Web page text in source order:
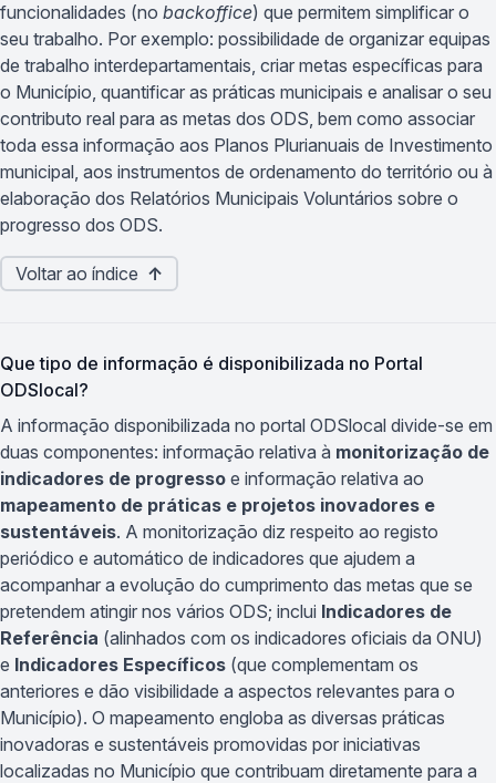
funcionalidades (no backoffice) que permitem simplificar o
seu trabalho. Por exemplo: possibilidade de organizar equipas
de trabalho interdepartamentais, criar metas específicas para
o Município, quantificar as práticas municipais e analisar o seu
contributo real para as metas dos ODS, bem como associar
toda essa informação aos Planos Plurianuais de Investimento
municipal, aos instrumentos de ordenamento do território ou à
elaboração dos Relatórios Municipais Voluntários sobre o
progresso dos ODS.
Voltar ao índice ↑
Que tipo de informação é disponibilizada no Portal
ODSlocal?
A informação disponibilizada no portal ODSlocal divide-se em
duas componentes: informação relativa à monitorização de
indicadores de progresso e informação relativa ao
mapeamento de práticas e projetos inovadores e
sustentáveis. A monitorização diz respeito ao registo
periódico e automático de indicadores que ajudem a
acompanhar a evolução do cumprimento das metas que se
pretendem atingir nos vários ODS; inclui Indicadores de
Referência (alinhados com os indicadores oficiais da ONU)
e Indicadores Específicos (que complementam os
anteriores e dão visibilidade a aspectos relevantes para o
Município). O mapeamento engloba as diversas práticas
inovadoras e sustentáveis promovidas por iniciativas
localizadas no Município que contribuam diretamente para a